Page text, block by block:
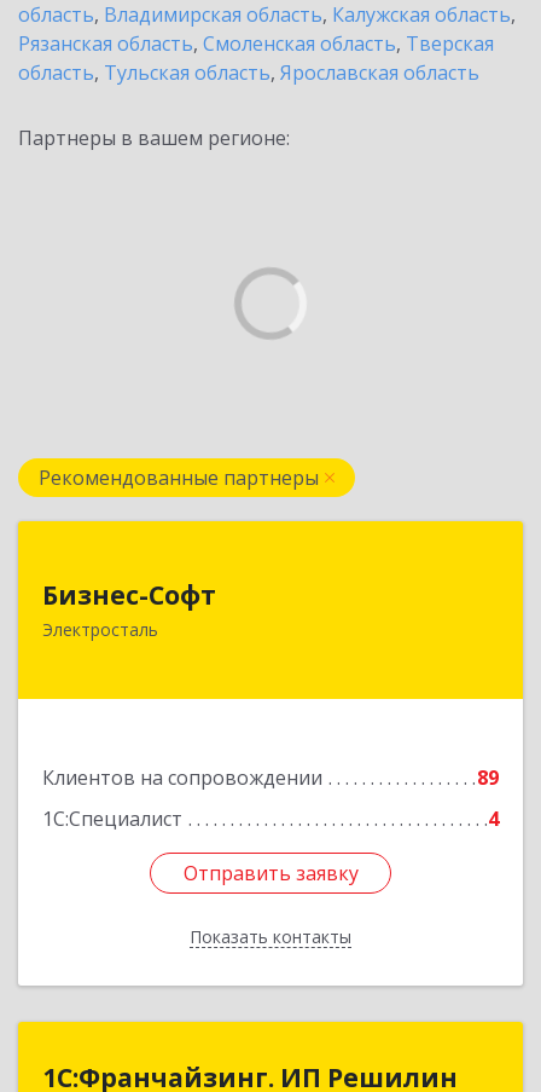
область, Владимирская область, Калужская область,
Рязанская область, Смоленская область, Тверская
область, Тульская область, Ярославская область
Партнеры в вашем регионе:
Рекомендованные партнеры
Бизнес-Софт
Электросталь
Клиентов на сопровождении
89
1С:Специалист
4
Отправить заявку
Показать контакты
144000, Московская обл, Электросталь г, Карла
Подробнее
Отправить заявку
Назад
1С:Франчайзинг. ИП Решилин
1С:Франчайзинг. ИП Решилин